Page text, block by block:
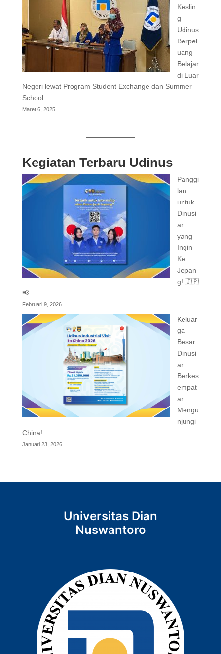
Keslin
g
Udinus
Berpel
uang
Belajar
di Luar
Negeri lewat Program Student Exchange dan Summer
School
Maret 6, 2025
Kegiatan Terbaru Udinus
Panggi
lan
untuk
Dinusi
an
yang
Ingin
Ke
Jepan
g! 🇯🇵
📢
Februari 9, 2026
Keluar
ga
Besar
Dinusi
an
Berkes
empat
an
Mengu
njungi
China!
Januari 23, 2026
Universitas Dian
Nuswantoro